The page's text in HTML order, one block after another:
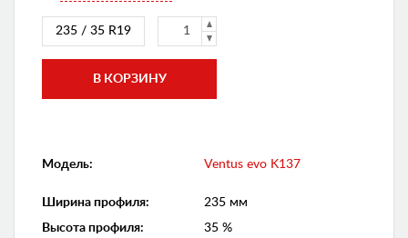
235 / 35 R19
Модель: Ventus evo K137
Ширина профиля:
235 мм
Высота профиля:
35 %